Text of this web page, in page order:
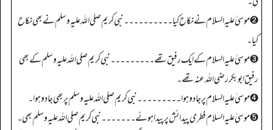
➋ موسیٰ علیہ السلام نے نکاح کیا۔۔۔۔۔۔۔۔۔۔ نبی کریم صلی اللہ علیہ وسلم نے بھی نکاح
کیا۔
➌ موسیٰ علیہ السلام کے ایک رفیق تھے۔۔۔۔۔۔۔۔۔ نبی کریم صلی اللہ علیہ وسلم کے بھی
رفیق ابوبکر رضی اللہ عنہ تھے۔
➍ موسیٰ علیہ السلام پر جادو ہوا۔۔۔۔۔۔۔۔۔ نبی کریم صلی اللہ علیہ وسلم پر بھی جادو ہوا۔
➎ موسیٰ علیہ السلام فطری پیدائش پر پیدا ہوئے۔۔۔۔۔۔۔ نبی کریم صلی اللہ علیہ وسلم بھی۔